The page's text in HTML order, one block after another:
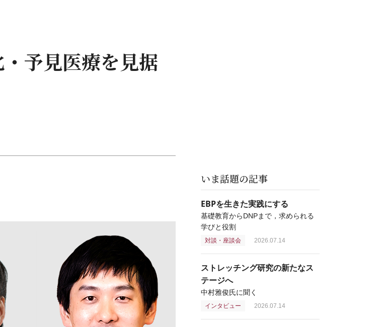
予見医療を見据
いま話題の記事
EBPを生きた実践にする
基礎教育からDNPまで，求められる
学びと役割
対談・座談会 2026.07.14
ストレッチング研究の新たなス
テージへ
中村雅俊氏に聞く
インタビュー 2026.07.14